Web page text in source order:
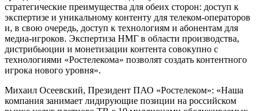
стратегические преимущества для обеих сторон: доступ к
экспертизе и уникальному контенту для телеком-операторов
и, в свою очередь, доступ к технологиям и абонентам для
медиа-игроков. Экспертиза НМГ в области производства,
дистрибьюции и монетизации контента совокупно с
технологиями «Ростелекома» позволят создать контентного
игрока нового уровня».
Михаил Осеевский, Президент ПАО «Ростелеком»: «Наша
компания занимает лидирующие позиции на российском